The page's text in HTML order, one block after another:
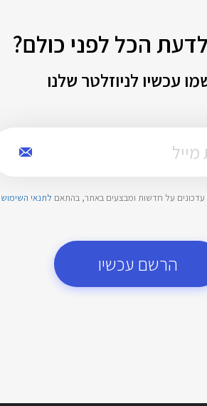
הכל לפני כולם?
עכשיו לניוזלטר שלנו
עדכונים על חדשות ומבצעים באתר, בהתאם לתנאי השימוש
הרשם עכשיו